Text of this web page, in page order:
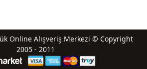
Online Alışveriş Merkezi © Copyright
2005 - 2011